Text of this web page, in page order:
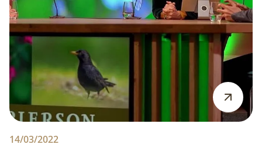
14/03/2022